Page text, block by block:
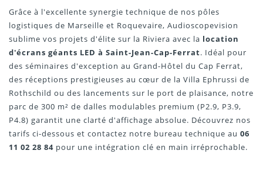
Grâce à l'excellente synergie technique de nos pôles
logistiques de Marseille et Roquevaire, Audioscopevision
sublime vos projets d'élite sur la Riviera avec la location
d'écrans géants LED à Saint-Jean-Cap-Ferrat. Idéal pour
des séminaires d'exception au Grand-Hôtel du Cap Ferrat,
des réceptions prestigieuses au cœur de la Villa Ephrussi de
Rothschild ou des lancements sur le port de plaisance, notre
parc de 300 m² de dalles modulables premium (P2.9, P3.9,
P4.8) garantit une clarté d'affichage absolue. Découvrez nos
tarifs ci-dessous et contactez notre bureau technique au 06
11 02 28 84 pour une intégration clé en main irréprochable.